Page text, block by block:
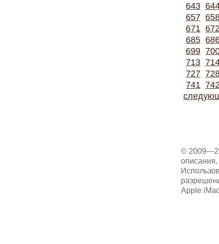
643
657
671
685
699
713
727
741
©
описания,
Apple